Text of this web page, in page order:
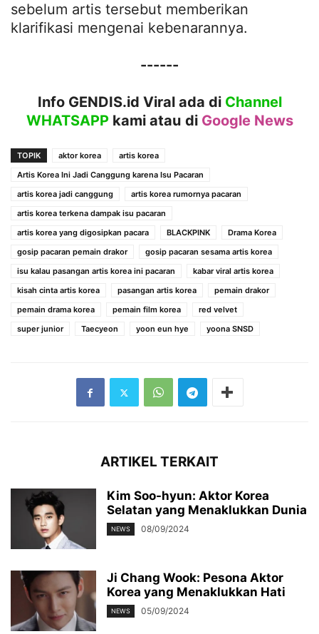
sebelum artis tersebut memberikan
klarifikasi mengenai kebenarannya.
------
Info GENDIS.id Viral ada di Channel
WHATSAPPkami atau di Google News
TOPIK aktor korea
artis korea
Artis Korea Ini Jadi Canggung karena Isu Pacaran
artis korea jadi canggung
artis korea rumornya pacaran
artis korea terkena dampak isu pacaran
artis korea yang digosipkan pacara
BLACKPINK
Drama Korea
gosip pacaran pemain drakor
gosip pacaran sesama artis korea
isu kalau pasangan artis korea ini pacaran
kabar viral artis korea
kisah cinta artis korea
pasangan artis korea
pemain drakor
pemain drama korea
pemain film korea
red velvet
super junior
Taecyeon yoon eun hye yoona SNSD
ARTIKEL TERKAIT
Kim Soo-hyun: Aktor Korea
Selatan yang Menaklukkan Dunia
NEWS 08/09/2024
Ji Chang Wook: Pesona Aktor
Korea yang Menaklukkan Hati
NEWS 05/09/2024